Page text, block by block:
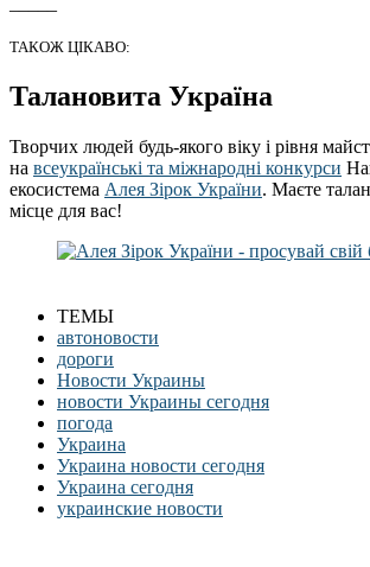
ТАКОЖ ЦІКАВО:
Талановита Україна
Творчих людей будь-якого віку і рівня
на всеукраїнські та міжнародні конкурси
екосистема Алея Зірок України. Маєте
місце для вас!
ТЕМЫ
автоновости
дороги
Новости Украины
новости Украины сегодня
погода
Украина
Украина новости сегодня
Украина сегодня
украинские новости